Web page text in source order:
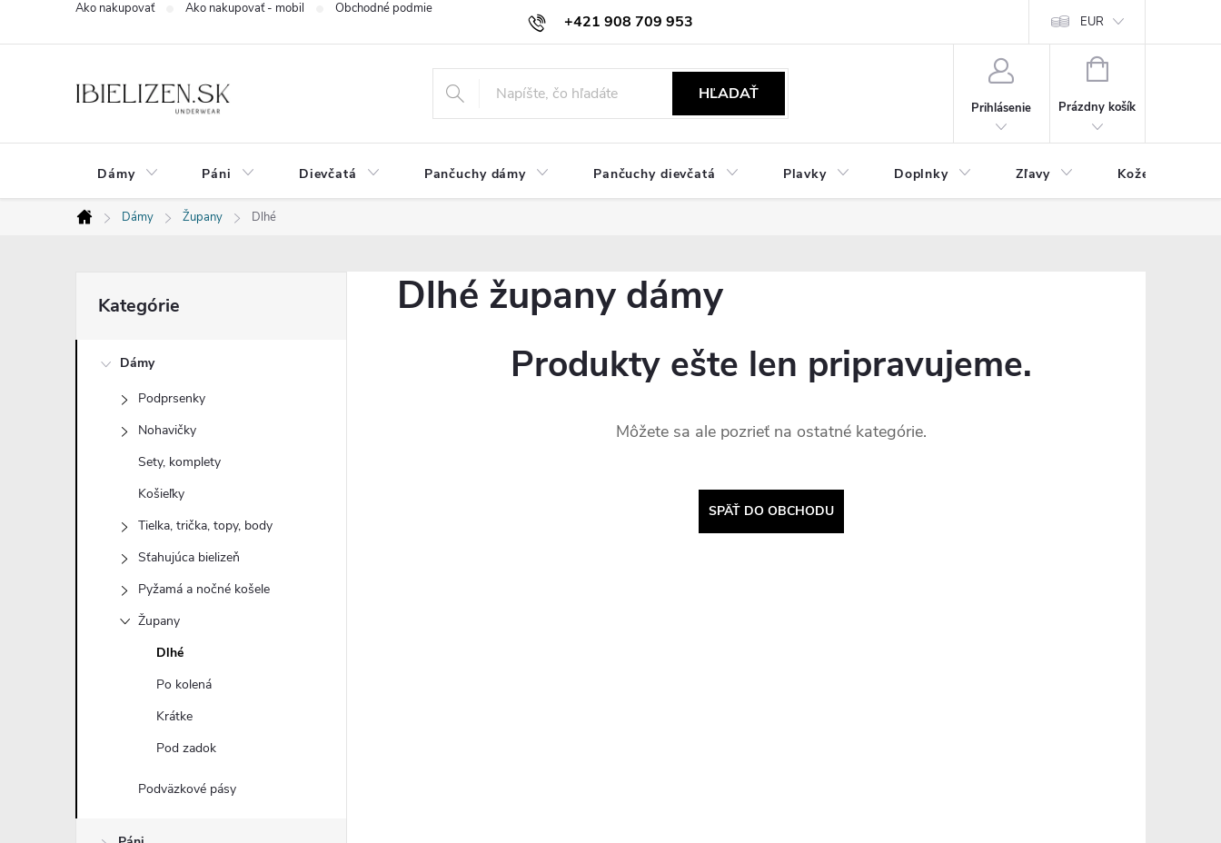
+421 908 709 953
objednavky@ibielizen.sk
Ako nakupovať Ako nakupovať - mobil Obchodné podmienky
EUR
HĽADAŤ
Prihlásenie
NÁKUPNÝ
Prázdny košík
Dámy Páni Dievčatá Pančuchy dámy Pančuchy dievčatá Plavky Doplnky Zľavy Kožený tovar
Domov
Dámy Župany Dlhé
o
kategórie
Kategórie
Dámy
Podprsenky
Nohavičky
Sety, komplety
Košieľky
Tielka, trička, topy, body
Sťahujúca bielizeň
Pyžamá a nočné košele
Župany
Dlhé
Po kolená
Krátke
Pod zadok
Podväzkové pásy
Dlhé župany dámy
Produkty ešte len pripravujeme.
Môžete sa ale pozrieť na ostatné kategórie.
SPÄŤ DO OBCHODU